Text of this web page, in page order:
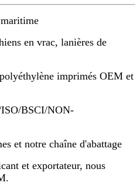
en vrac, lanières de
imprimés OEM et
BSCI/NON-
et notre chaîne d'abattage
et exportateur, nous